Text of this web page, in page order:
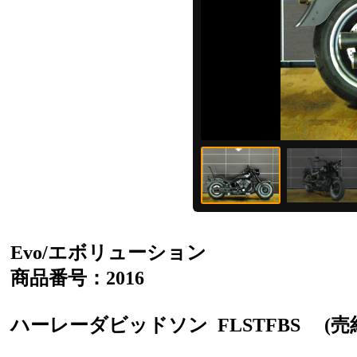
Evo/エボリューション
商品番号：2016
ハーレーダビッドソン FLSTFBS (売